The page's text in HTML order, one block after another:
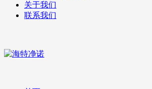
关于我们
联系我们